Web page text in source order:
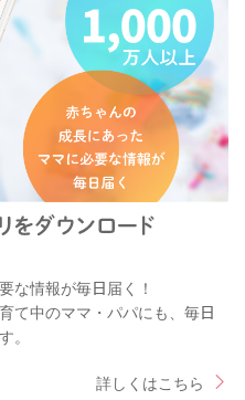
な情報が毎日届く！
て中のママ・パパにも、毎日
。
詳しくはこちら